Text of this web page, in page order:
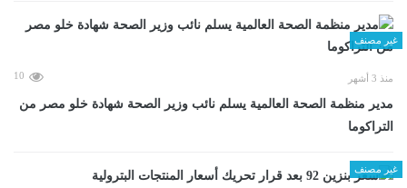
غير مصنف
منذ 3 أشهر 10
مدير منظمة الصحة العالمية يسلم نائب وزير الصحة شهادة خلو مصر من
التراكوما
غير مصنف